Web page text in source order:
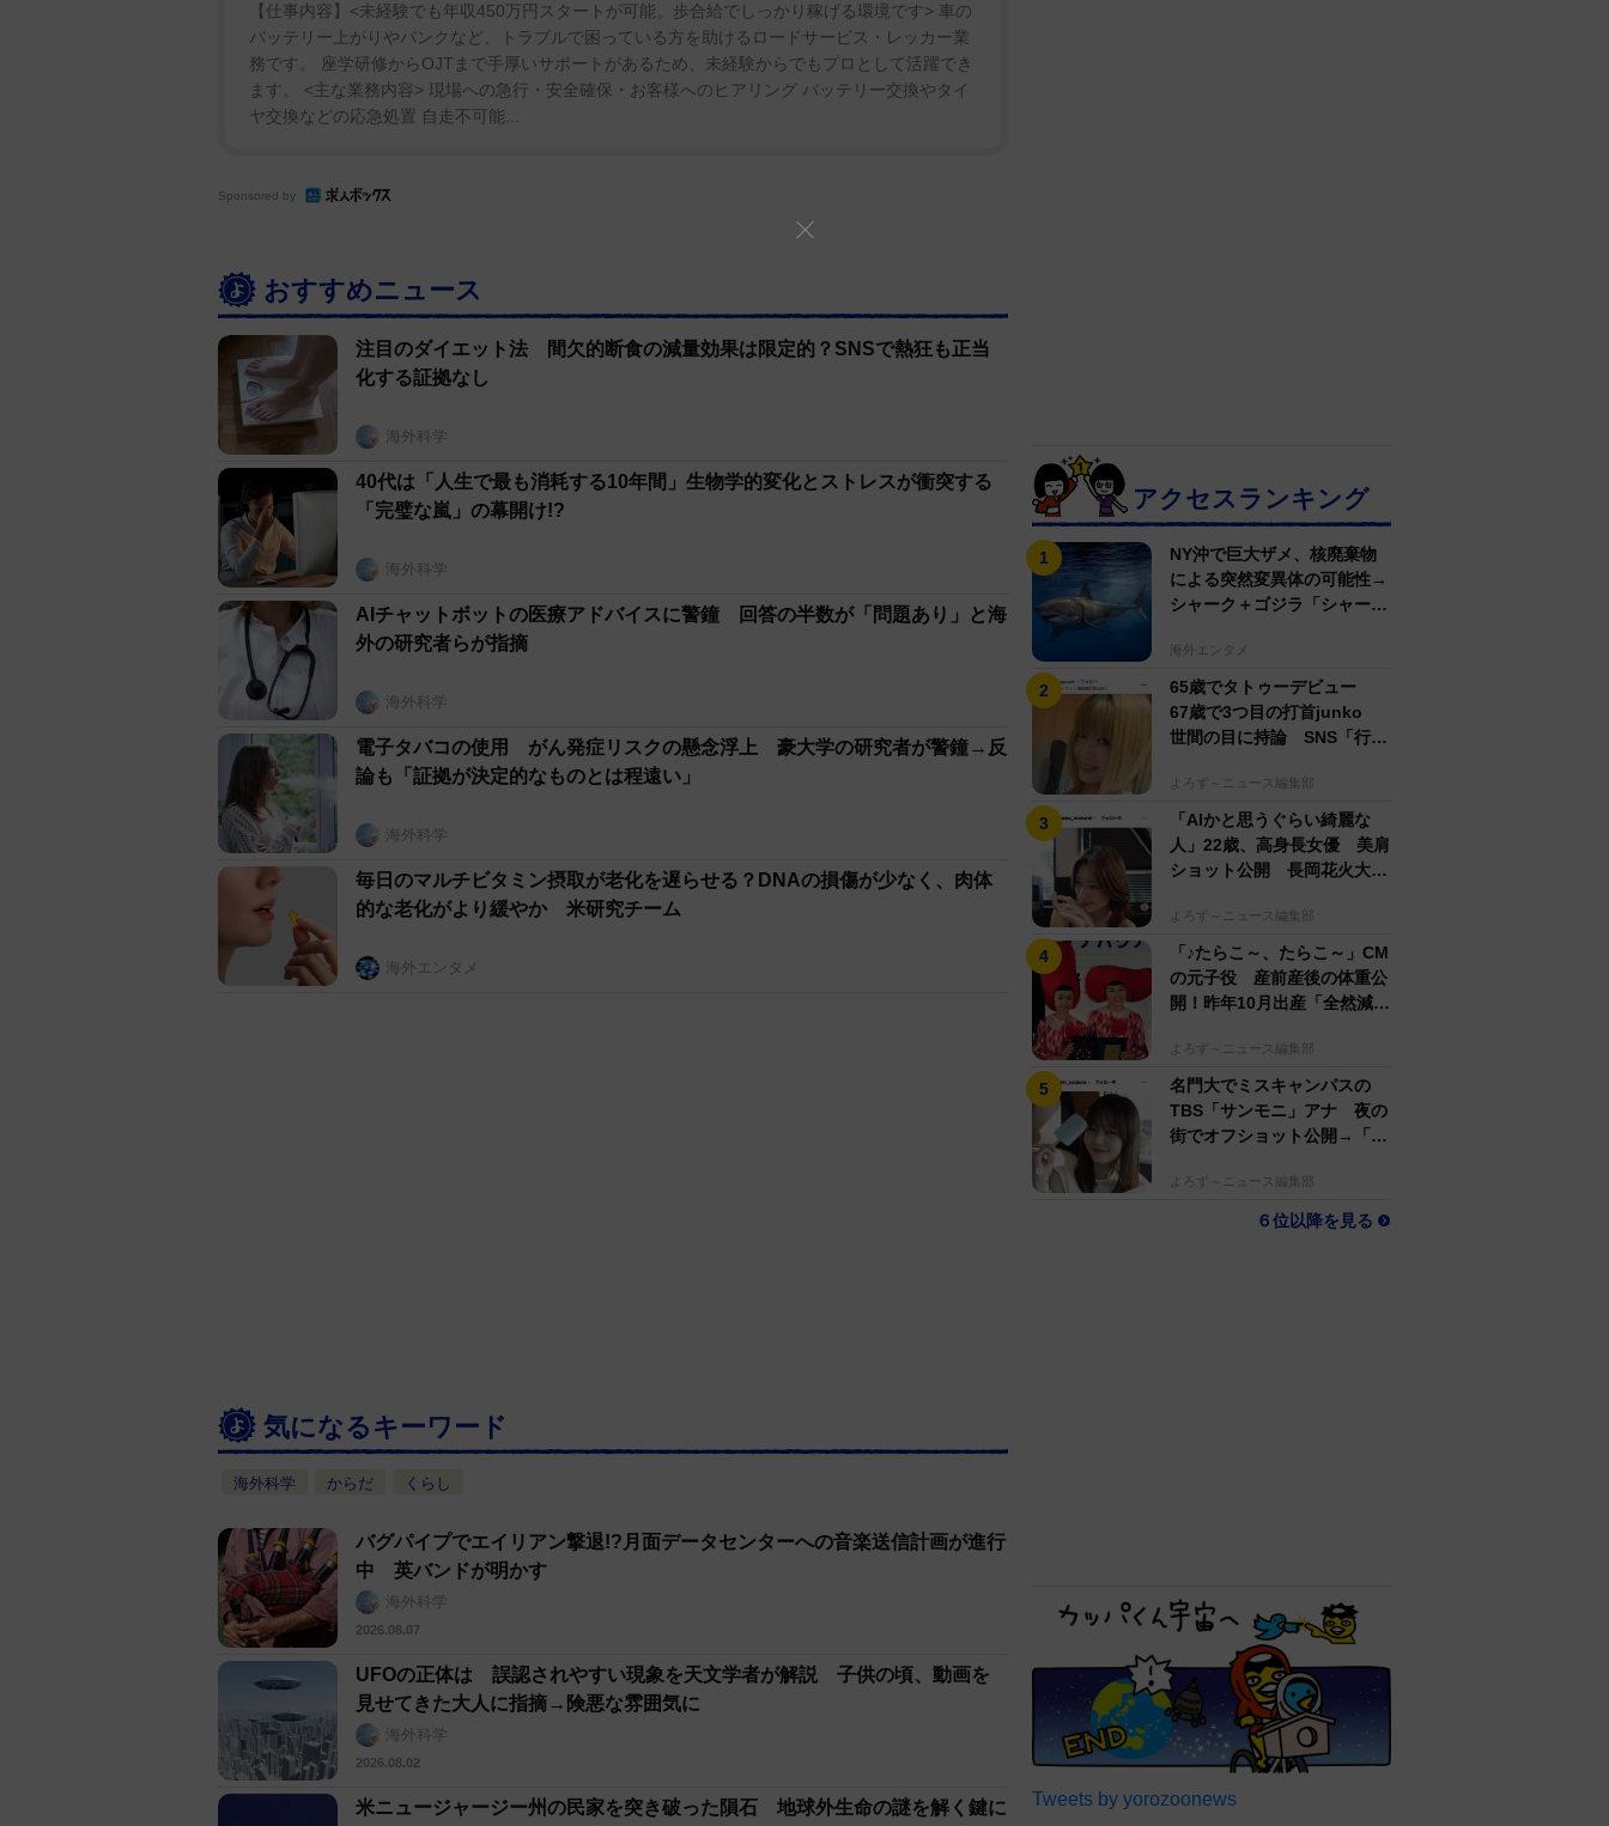
英国心臓財団（British Heart Foundation）とNIHRインペリアル生物医学研究センタ
ーが支援するこの治療法は、問題の神経を標的とし、鼠径部からカテーテルを心臓に挿
入して行われる。これにより神経活動を可視化し、熱を用いて細胞を破壊することが可
能になる。
【仕事内容】<未経験でも年収450万円スタートが可能。歩合給でしっかり稼げる環境です> 車の
バッテリー上がりやパンクなど、トラブルで困っている方を助けるロードサービス・レッカー業
務です。 座学研修からOJTまで手厚いサポートがあるため、未経験からでもプロとして活躍でき
ます。 <主な業務内容> 現場への急行・安全確保・お客様へのヒアリング バッテリー交換やタイ
ヤ交換などの応急処置 自走不可能...
Sponsored by
おすすめニュース
注目のダイエット法 間欠的断食の減量効果は限定的？SNSで熱狂も正当
化する証拠なし
海外科学
40代は「人生で最も消耗する10年間」生物学的変化とストレスが衝突する
「完璧な嵐」の幕開け!?
海外科学
AIチャットボットの医療アドバイスに警鐘 回答の半数が「問題あり」と海
外の研究者らが指摘
海外科学
電子タバコの使用 がん発症リスクの懸念浮上 豪大学の研究者が警鐘→反
論も「証拠が決定的なものとは程遠い」
海外科学
毎日のマルチビタミン摂取が老化を遅らせる？DNAの損傷が少なく、肉体
的な老化がより緩やか 米研究チーム
海外エンタメ
気になるキーワード
海外科学 からだ くらし
バグパイプでエイリアン撃退!?月面データセンターへの音楽送信計画が進行
中 英バンドが明かす
海外科学
2026.08.07
UFOの正体は 誤認されやすい現象を天文学者が解説 子供の頃、動画を
見せてきた大人に指摘→険悪な雰囲気に
海外科学
2026.08.02
米ニュージャージー州の民家を突き破った隕石 地球外生命の謎を解く鍵に
アクセスランキング
NY沖で巨大ザメ、核廃棄物
による突然変異体の可能性→
シャーク＋ゴジラ「シャーク
海外エンタメ
65歳でタトゥーデビュー
67歳で3つ目の打首junko
世間の目に持論 SNS「行動
よろず～ニュース編集部
「AIかと思うぐらい綺麗な
人」22歳、高身長女優 美肩
ショット公開 長岡花火大会
よろず～ニュース編集部
「♪たらこ～、たらこ～」CM
の元子役 産前産後の体重公
開！昨年10月出産「全然減ら
よろず～ニュース編集部
名門大でミスキャンパスの
TBS「サンモニ」アナ 夜の
街でオフショット公開→「ノ
よろず～ニュース編集部
６位以降を見る
Tweets by yorozoonews